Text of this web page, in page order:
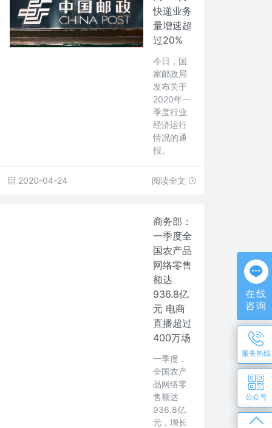
快递业务
量增速超
过20%
今日，国
家邮政局
发布关于
2020年一
季度行业
经济运行
情况的通
报。
2020-04-24 阅读全文
商务部：
一季度全
国农产品
网络零售
额达
936.8亿
元 电商
直播超过
400万场
一季度，
全国农产
品网络零
售额达
936.8亿
元，增长
在线
咨询
服务热线
公众号